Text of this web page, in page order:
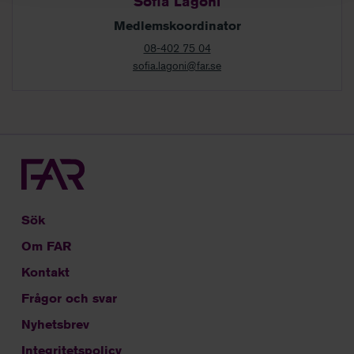
Medlemskoordinator
08-402 75 04
sofia.lagoni@far.se
Sök
Om FAR
Kontakt
Frågor och svar
Nyhetsbrev
Integritetspolicy